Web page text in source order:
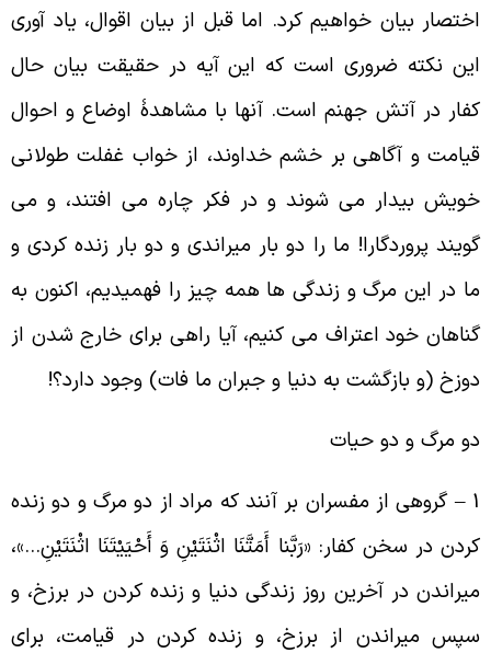
بیان خواهیم کرد. اما قبل از بیان اقوال، یاد آوری
نکته ضروری است که این آیه در حقیقت بیان حال
در آتش جهنم است. آنها با مشاهدۀ اوضاع و احوال
و آگاهى بر خشم خداوند، از خواب غفلت طولانى
بیدار مى ‏شوند و در فکر چاره مى ‏افتند، و مى
پروردگارا! ما را دو بار میراندى و دو بار زنده کردى و
در این مرگ و زندگی ها همه چیز را فهمیدیم، اکنون به
خود اعتراف مى ‏کنیم، آیا راهى براى خارج شدن از
(و بازگشت به دنیا و جبران ما فات) وجود دارد؟!
مرگ و دو حیات
1 – گروهی از مفسران بر آنند که مراد از دو مرگ و دو زنده
در سخن کفار: «رَبَّنا أَمَتَّنَا اثْنَتَیْنِ وَ أَحْیَیْتَنَا اثْنَتَیْنِ…»،
در آخرین روز زندگى دنیا و زنده کردن در برزخ، و
میراندن از برزخ، و زنده کردن در قیامت، براى